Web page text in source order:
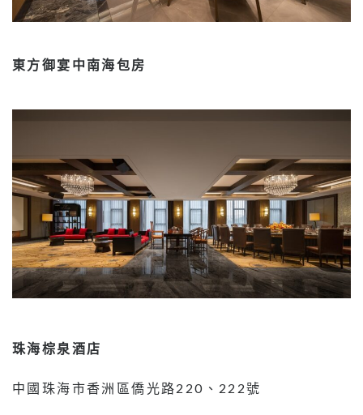
東方御宴中南海包房
珠海棕泉酒店
中國珠海市香洲區僑光路220、222號